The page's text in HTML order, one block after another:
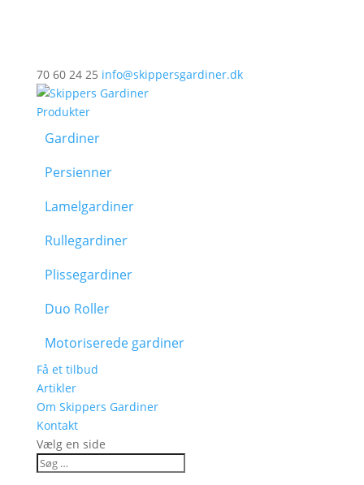
70 60 24 25 info@skippersgardiner.dk
Produkter
Gardiner
Persienner
Lamelgardiner
Rullegardiner
Plissegardiner
Duo Roller
Motoriserede gardiner
Få et tilbud
Artikler
Om Skippers Gardiner
Kontakt
Vælg en side